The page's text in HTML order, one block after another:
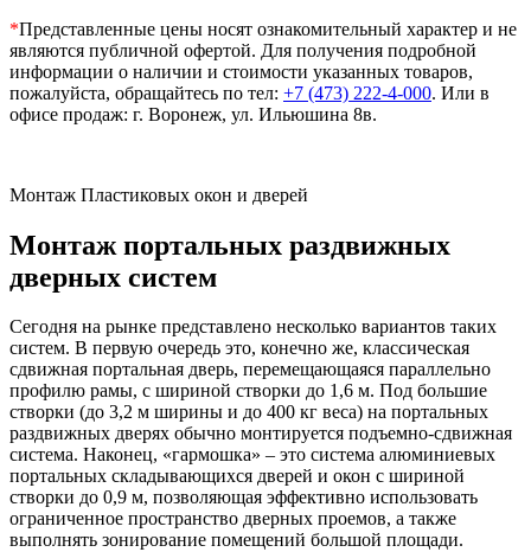
*Представленные цены носят ознакомительный характер и не
являются публичной офертой. Для получения подробной
информации о наличии и стоимости указанных товаров,
пожалуйста, обращайтесь по тел: +7 (473) 222-4-000. Или в
офисе продаж: г. Воронеж, ул. Ильюшина 8в.
Монтаж Пластиковых окон и дверей
Монтаж портальных раздвижных
дверных систем
Сегодня на рынке представлено несколько вариантов таких
систем. В первую очередь это, конечно же, классическая
сдвижная портальная дверь, перемещающаяся параллельно
профилю рамы, с шириной створки до 1,6 м. Под большие
створки (до 3,2 м ширины и до 400 кг веса) на портальных
раздвижных дверях обычно монтируется подъемно-сдвижная
система. Наконец, «гармошка» – это система алюминиевых
портальных складывающихся дверей и окон с шириной
створки до 0,9 м, позволяющая эффективно использовать
ограниченное пространство дверных проемов, а также
выполнять зонирование помещений большой площади.